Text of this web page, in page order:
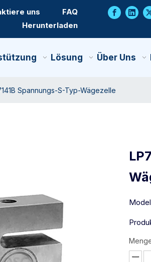
uns
FAQ
Herunterladen
Lösung Über Uns
Spannungs-S-Typ-Wägezelle